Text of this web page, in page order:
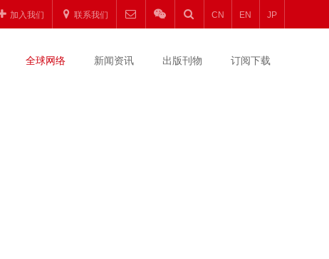
加入我们 联系我们 CN EN JP
全球网络 新闻资讯 出版刊物 订阅下载